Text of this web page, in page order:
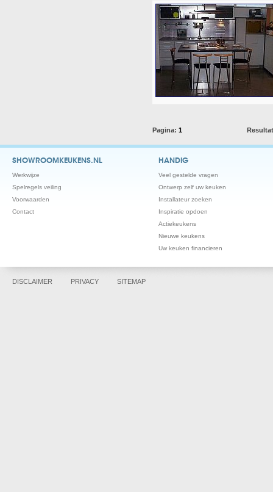
Pagina: 1
SHOWROOMKEUKENS.NL
Werkwijze
Spelregels veiling
Voorwaarden
Contact
HANDIG
Veel gestelde vragen
Ontwerp zelf uw keuken
Installateur zoeken
Inspiratie opdoen
Actiekeukens
Nieuwe keukens
Uw keuken financieren
DISCLAIMER PRIVACY SITEMAP